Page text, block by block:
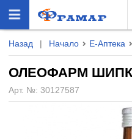
Назад | Начало Е-Аптека
ОЛЕОФАРМ
Арт. №: 30127587